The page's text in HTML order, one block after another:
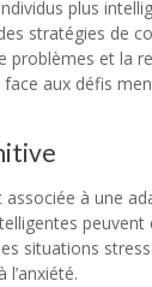
plus
stratégies de
problèmes et la
aux défis
associée à une
peuvent
situations
l’anxiété.